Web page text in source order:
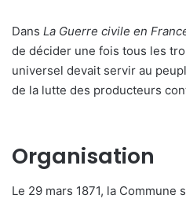
Dans La Guerre civile en
de décider une fois tous les
universel devait servir au
de la lutte des producteurs
Organisation
Le 29 mars 1871, la Commune